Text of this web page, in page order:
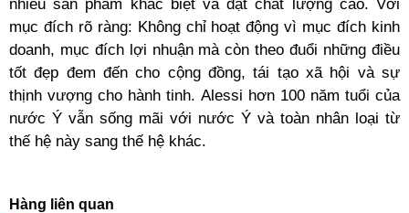
nhiều sản phẩm khác biệt và đạt chất lượng cao. Với
mục đích rõ ràng: Không chỉ hoạt động vì mục đích kinh
doanh, mục đích lợi nhuận mà còn theo đuổi những điều
tốt đẹp đem đến cho cộng đồng, tái tạo xã hội và sự
thịnh vượng cho hành tinh. Alessi hơn 100 năm tuổi của
nước Ý vẫn sống mãi với nước Ý và toàn nhân loại từ
thế hệ này sang thế hệ khác.
Hàng liên quan